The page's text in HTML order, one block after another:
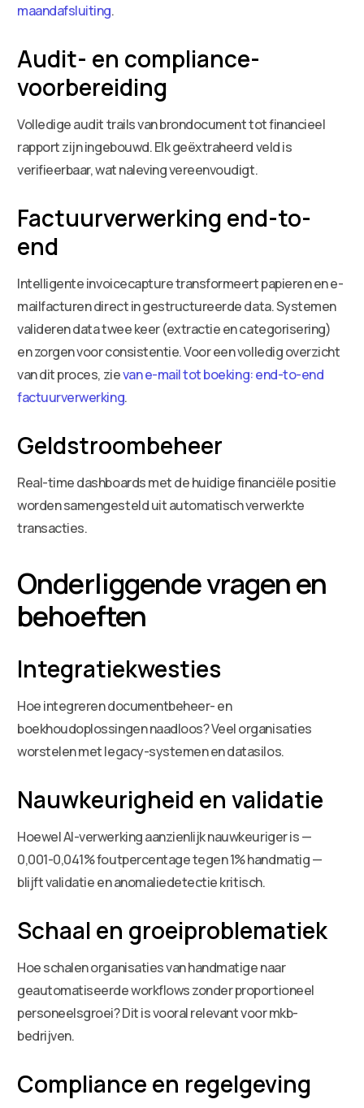
maandafsluiting.
Audit- en compliance-
voorbereiding
Volledige audit trails van brondocument tot financieel
rapport zijn ingebouwd. Elk geëxtraheerd veld is
verifieerbaar, wat naleving vereenvoudigt.
Factuurverwerking end-to-
end
Intelligente invoicecapture transformeert papieren en e-
mailfacturen direct in gestructureerde data. Systemen
valideren data twee keer (extractie en categorisering)
en zorgen voor consistentie. Voor een volledig overzicht
van dit proces, zievan e-mail tot boeking: end-to-end
factuurverwerking.
Geldstroombeheer
Real-time dashboards met de huidige financiële positie
worden samengesteld uit automatisch verwerkte
transacties.
Onderliggende vragen en
behoeften
Integratiekwesties
Hoe integreren documentbeheer- en
boekhoudoplossingen naadloos? Veel organisaties
worstelen met legacy-systemen en datasilos.
Nauwkeurigheid en validatie
Hoewel AI-verwerking aanzienlijk nauwkeuriger is —
0,001-0,041% foutpercentage tegen 1% handmatig —
blijft validatie en anomaliedetectie kritisch.
Schaal en groeiproblematiek
Hoe schalen organisaties van handmatige naar
geautomatiseerde workflows zonder proportioneel
personeelsgroei? Dit is vooral relevant voor mkb-
bedrijven.
Compliance en regelgeving